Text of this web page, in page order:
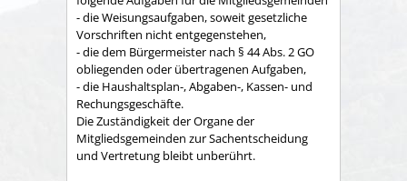
- die Weisungsaufgaben, soweit gesetzliche
Vorschriften nicht entgegenstehen,
- die dem Bürgermeister nach § 44 Abs. 2 GO
obliegenden oder übertragenen Aufgaben,
- die Haushaltsplan-, Abgaben-, Kassen- und
Rechungs­geschäfte.
Die Zuständigkeit der Organe der
Mitgliedsgemeinden zur Sachent­scheidung
und Vertretung bleibt unberührt.